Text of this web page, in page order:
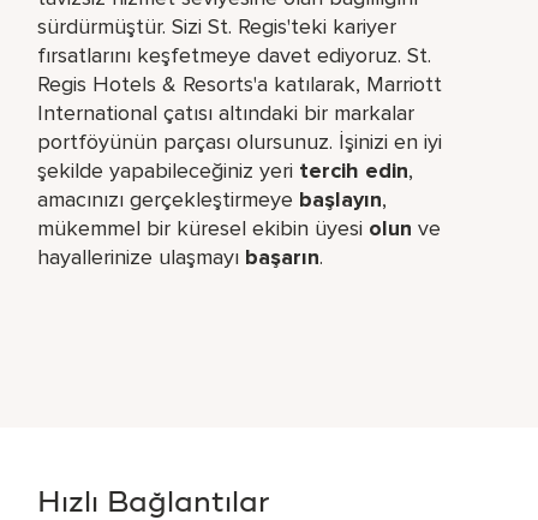
sürdürmüştür. Sizi St. Regis'teki kariyer
fırsatlarını keşfetmeye davet ediyoruz. St.
Regis Hotels & Resorts'a katılarak, Marriott
International çatısı altındaki bir markalar
portföyünün parçası olursunuz. İşinizi en iyi
şekilde yapabileceğiniz yeri​ tercih edin,
amacınızı gerçekleştirmeye başlayın,
mükemmel bir küresel​ ekibin üyesi olun ve
hayallerinize ulaşmayı başarın.
Hızlı Bağlantılar